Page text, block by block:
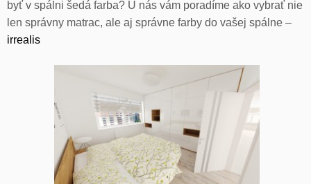
byť v spálni šedá farba? U nás vám poradíme ako vybrať nie
len správny matrac, ale aj správne farby do vašej spálne –
irrealis